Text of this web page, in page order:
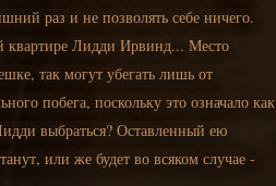
раз и не позволять себе ничего.
квартире Лидди Ирвинд... Место
так могут убегать лишь от
побега, поскольку это означало как
выбраться? Оставленный ею
или же будет во всяком случае -